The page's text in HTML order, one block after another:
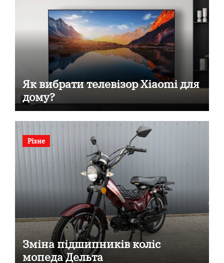
Як вибрати телевізор Xiaomi для
дому?
Різне
Зміна підшипників коліс
мопеда Дельта